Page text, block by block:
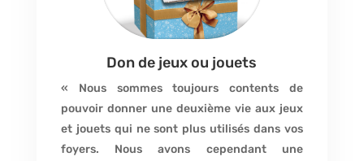
Don de jeux ou jouets
« Nous sommes toujours contents de
pouvoir donner une deuxième vie aux jeux
et jouets qui ne sont plus utilisés dans vos
foyers. Nous avons cependant une